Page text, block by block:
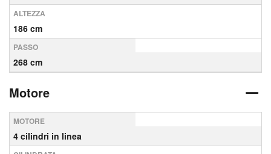
ALTEZZA
186 cm
PASSO
268 cm
Motore
MOTORE
4 cilindri in linea